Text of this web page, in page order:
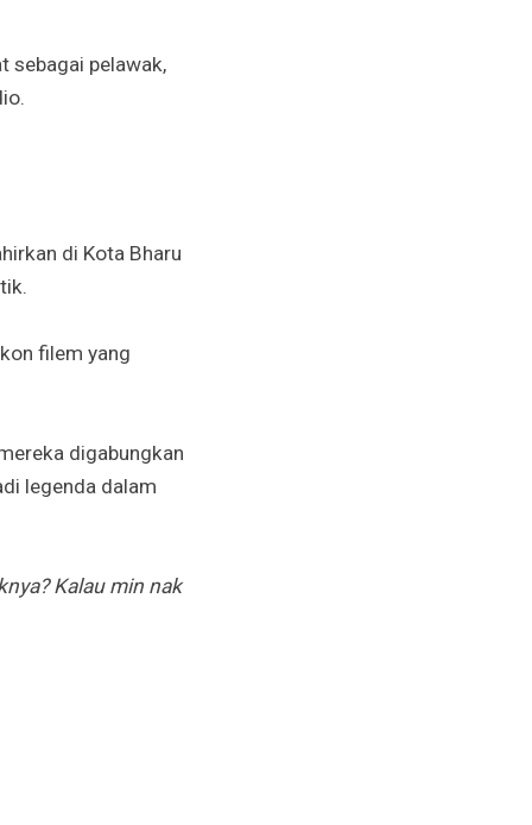
sebagai pelawak,
di Kota Bharu
filem yang
digabungkan
legenda dalam
Kalau min nak